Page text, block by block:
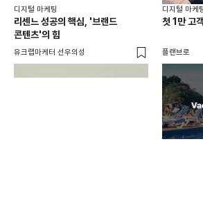
디지털 마케팅
리센느 성공의 핵심, '브랜드
콘텐츠'의 힘
유크랩마케터 선우의성
디지털 마케
첫 1만 고
플랜브로